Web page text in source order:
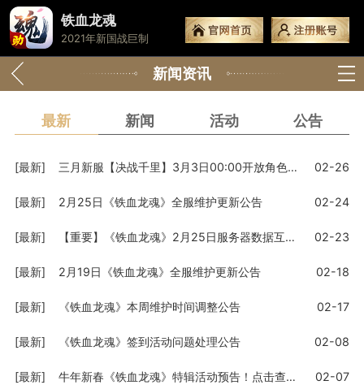
铁血龙魂
2021年新国战巨制
新闻资讯
最新 新闻 活动 公告
[最新] 三月新服【决战千里】3月3日00:00开放角色预创建 02-26
[最新] 2月25日《铁血龙魂》全服维护更新公告 02-24
[最新] 【重要】《铁血龙魂》2月25日服务器数据互通公告 02-23
[最新] 2月19日《铁血龙魂》全服维护更新公告 02-18
[最新] 《铁血龙魂》本周维护时间调整公告 02-17
[最新] 《铁血龙魂》签到活动问题处理公告 02-08
[最新] 牛年新春《铁血龙魂》特辑活动预告！点击查看活动时间！ 02-07